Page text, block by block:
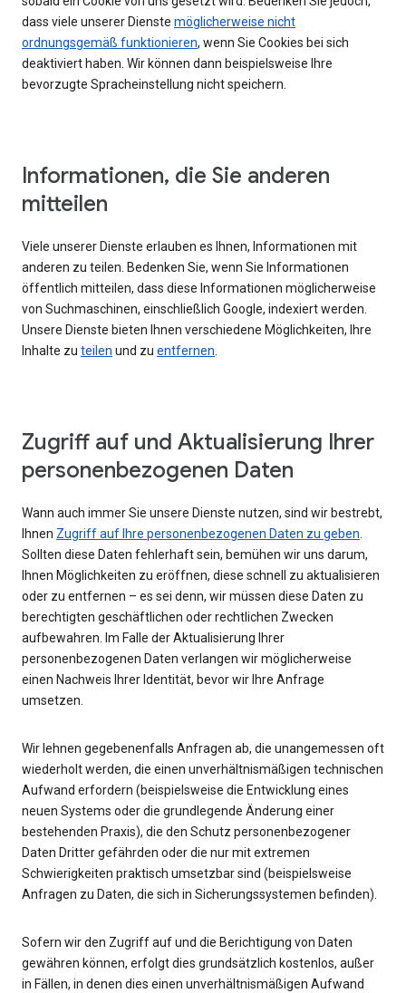
dass viele unserer Dienste möglicherweise nicht
ordnungsgemäß funktionieren, wenn Sie Cookies bei sich
deaktiviert haben. Wir können dann beispielsweise Ihre
bevorzugte Spracheinstellung nicht speichern.
Informationen, die Sie anderen
mitteilen
Viele unserer Dienste erlauben es Ihnen, Informationen mit
anderen zu teilen. Bedenken Sie, wenn Sie Informationen
öffentlich mitteilen, dass diese Informationen möglicherweise
von Suchmaschinen, einschließlich Google, indexiert werden.
Unsere Dienste bieten Ihnen verschiedene Möglichkeiten, Ihre
Inhalte zu teilen und zu entfernen.
Zugriff auf und Aktualisierung Ihrer
personenbezogenen Daten
Wann auch immer Sie unsere Dienste nutzen, sind wir bestrebt,
Ihnen Zugriff auf Ihre personenbezogenen Daten zu geben.
Sollten diese Daten fehlerhaft sein, bemühen wir uns darum,
Ihnen Möglichkeiten zu eröffnen, diese schnell zu aktualisieren
oder zu entfernen – es sei denn, wir müssen diese Daten zu
berechtigten geschäftlichen oder rechtlichen Zwecken
aufbewahren. Im Falle der Aktualisierung Ihrer
personenbezogenen Daten verlangen wir möglicherweise
einen Nachweis Ihrer Identität, bevor wir Ihre Anfrage
umsetzen.
Wir lehnen gegebenenfalls Anfragen ab, die unangemessen oft
wiederholt werden, die einen unverhältnismäßigen technischen
Aufwand erfordern (beispielsweise die Entwicklung eines
neuen Systems oder die grundlegende Änderung einer
bestehenden Praxis), die den Schutz personenbezogener
Daten Dritter gefährden oder die nur mit extremen
Schwierigkeiten praktisch umsetzbar sind (beispielsweise
Anfragen zu Daten, die sich in Sicherungssystemen befinden).
Sofern wir den Zugriff auf und die Berichtigung von Daten
gewähren können, erfolgt dies grundsätzlich kostenlos, außer
in Fällen, in denen dies einen unverhältnismäßigen Aufwand